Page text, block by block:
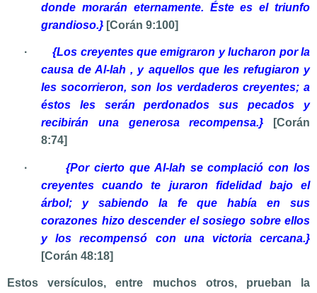
donde morarán eternamente. Éste es el triunfo
grandioso.} [Corán 9:100]
·{Los creyentes que emigraron y lucharon por la
causa de Al-lah , y aquellos que les refugiaron y
les socorrieron, son los verdaderos creyentes; a
éstos les serán perdonados sus pecados y
recibirán una generosa recompensa.} [Corán
8:74]
·{Por cierto que Al-lah se complació con los
creyentes cuando te juraron fidelidad bajo el
árbol; y sabiendo la fe que había en sus
corazones hizo descender el sosiego sobre ellos
y los recompensó con una victoria cercana.}
[Corán 48:18]
Estos versículos, entre muchos otros, prueban la